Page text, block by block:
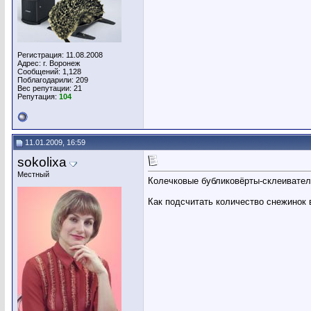
Регистрация: 11.08.2008
Адрес: г. Воронеж
Сообщений: 1,128
Поблагодарили: 209
Вес репутации: 21
Репутация: 104
11.01.2009, 16:59
sokolixa
Местный
Колечковые бубликовёрты-
Как подсчитать количество снежинок